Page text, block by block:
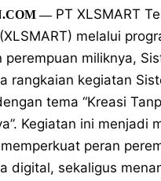
—PT XLSMART
melalui
perempuan miliknya,
rangkaian kegiatan
tema “Kreasi
Kegiatan ini menjadi
peran
digital, sekaligus